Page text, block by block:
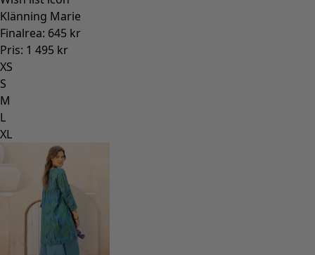
Klänning Marie
Finalrea: 645 kr
Pris: 1 495 kr
XS
S
M
L
XL